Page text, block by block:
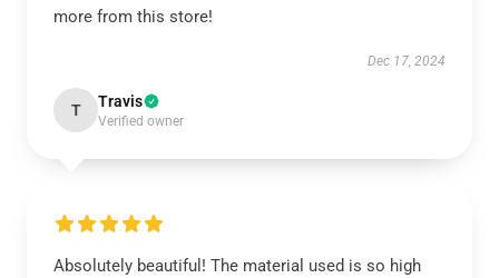
more from this store!
Dec 17, 2024
T Travis
Verified owner
Absolutely beautiful! The material used is so high